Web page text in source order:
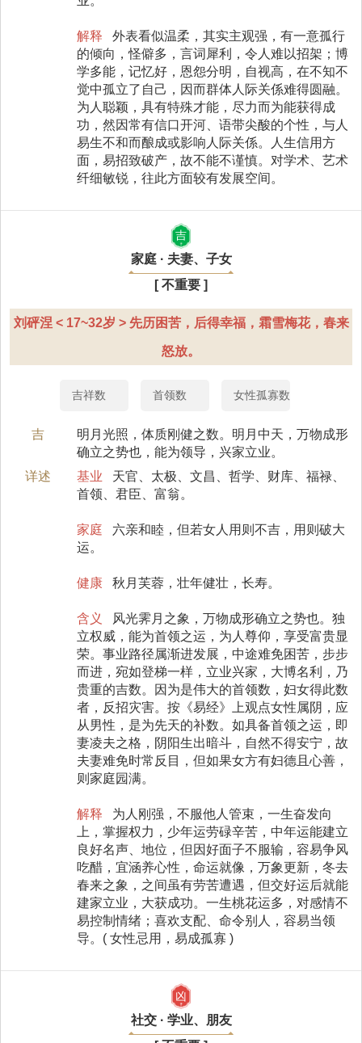
解释
外表看似温柔，其实主观强，有一意孤行
的倾向，怪僻多，言词犀利，令人难以招架；博
学多能，记忆好，恩怨分明，自视高，在不知不
觉中孤立了自己，因而群体人际关係难得圆融。
为人聪颖，具有特殊才能，尽力而为能获得成
功，然因常有信口开河、语带尖酸的个性，与人
易生不和而酿成或影响人际关係。人生信用方
面，易招致破产，故不能不谨慎。对学术、艺术
纤细敏锐，往此方面较有发展空间。
吉
家庭 · 夫妻、子女
[ 不重要 ]
刘砰涅 < 17~32岁 > 先历困苦，后得幸福，霜雪梅花，春来
怒放。
吉祥数 首领数 女性孤寡数
吉
明月光照，体质刚健之数。明月中天，万物成形
确立之势也，能为领导，兴家立业。
详述
基业
天官、太极、文昌、哲学、财库、福禄、
首领、君臣、富翁。
家庭
六亲和睦，但若女人用则不吉，用则破大
运。
健康 秋月芙蓉，壮年健壮，长寿。
含义
风光霁月之象，万物成形确立之势也。独
立权威，能为首领之运，为人尊仰，享受富贵显
荣。事业路径属渐进发展，中途难免困苦，步步
而进，宛如登梯一样，立业兴家，大博名利，乃
贵重的吉数。因为是伟大的首领数，妇女得此数
者，反招灾害。按《易经》上观点女性属阴，应
从男性，是为先天的补数。如具备首领之运，即
妻凌夫之格，阴阳生出暗斗，自然不得安宁，故
夫妻难免时常反目，但如果女方有妇德且心善，
则家庭园满。
解释
为人刚强，不服他人管束，一生奋发向
上，掌握权力，少年运劳碌辛苦，中年运能建立
良好名声、地位，但因好面子不服输，容易争风
吃醋，宜涵养心性，命运就像，万象更新，冬去
春来之象，之间虽有劳苦遭遇，但交好运后就能
建家立业，大获成功。一生桃花运多，对感情不
易控制情绪；喜欢支配、命令别人，容易当领
导。( 女性忌用，易成孤寡 )
凶
社交 · 学业、朋友